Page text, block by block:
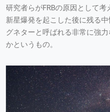
研究者らがFRBの原因として
新星爆発を起こした後に残る
グネターと呼ばれる非常に強
かというもの。